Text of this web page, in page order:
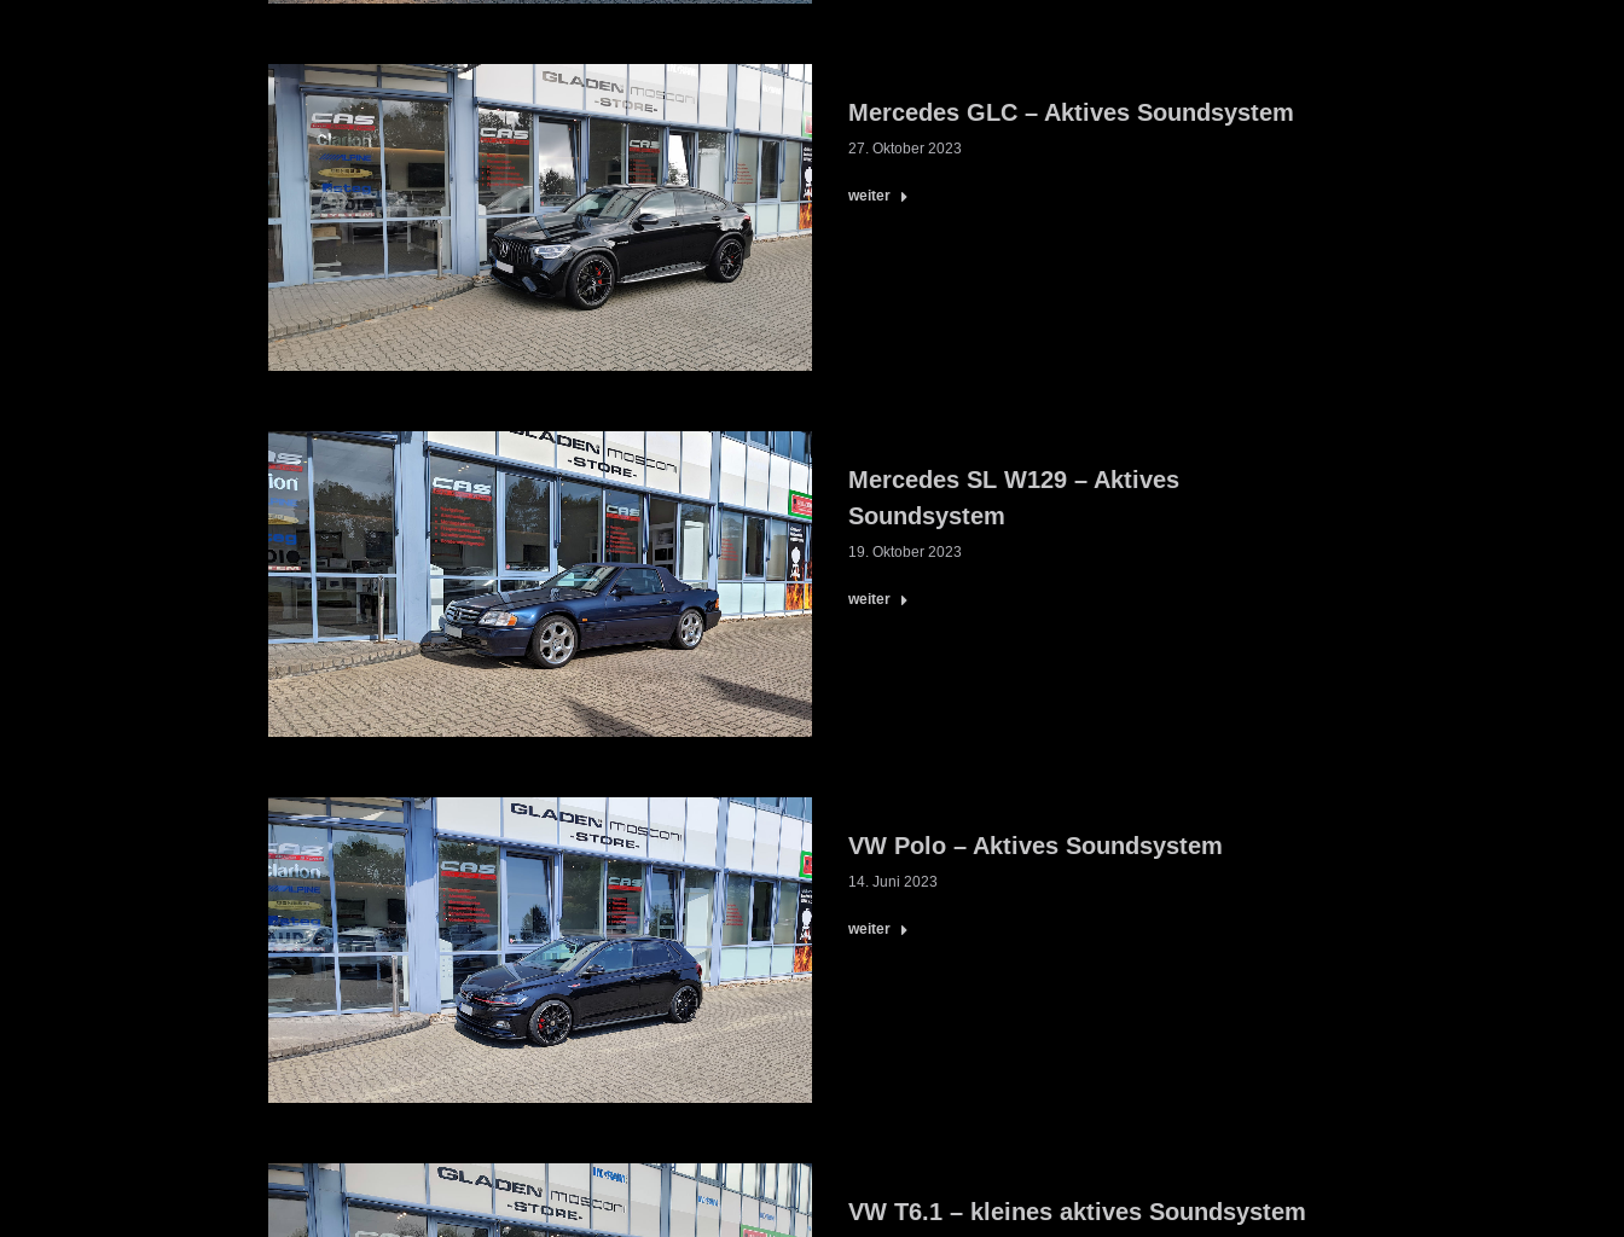
Mercedes GLC – Aktives Soundsystem
27. Oktober 2023
weiter
Mercedes SL W129 – Aktives
Soundsystem
19. Oktober 2023
weiter
VW Polo – Aktives Soundsystem
14. Juni 2023
weiter
VW T6.1 – kleines aktives Soundsystem